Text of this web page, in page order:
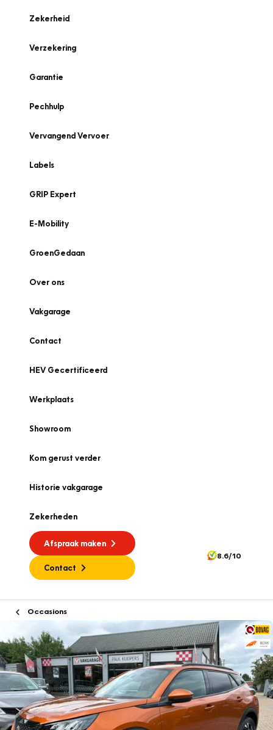
Zekerheid
Verzekering
Garantie
Pechhulp
Vervangend Vervoer
Labels
GRIP Expert
E-Mobility
GroenGedaan
Over ons
Vakgarage
Contact
HEV Gecertificeerd
Werkplaats
Showroom
Kom gerust verder
Historie vakgarage
Zekerheden
Afspraak maken
Contact
8.6/10
Occasions